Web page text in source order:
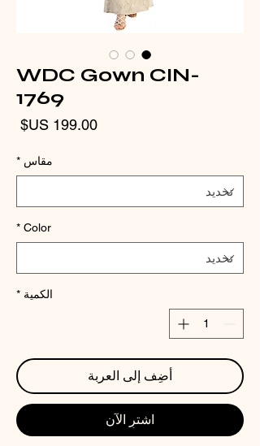
WDC Gown CIN-
1769
مقاس *
Color
*
الكمية *
أضِف إلى العربة
اشترِ الآن